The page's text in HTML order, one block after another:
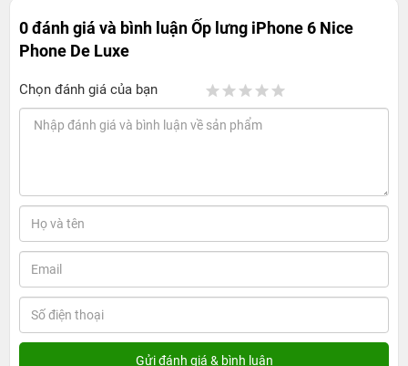
0 đánh giá và bình luậnỐp lưng iPhone 6 Nice
Phone De Luxe
Chọn đánh giá của bạn